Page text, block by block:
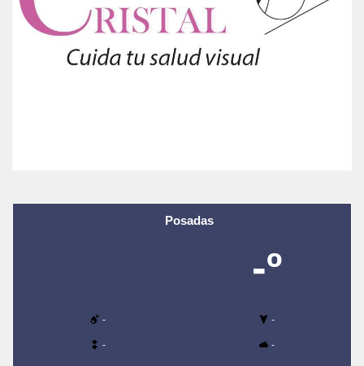
Posadas
-º
- -
- -